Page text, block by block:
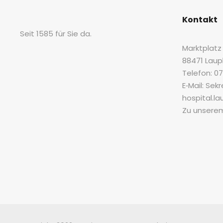
n
Seit 1585 für Sie da.
Kon­takt
Markt­platz
88471
Tele­fon:
E‑Mail:
Zu